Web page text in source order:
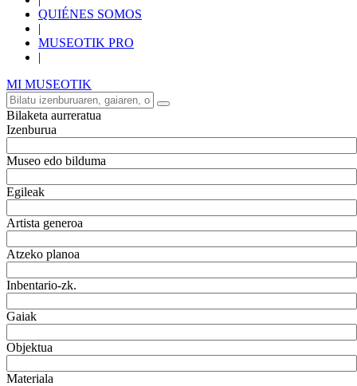
QUIÉNES SOMOS
|
MUSEOTIK PRO
|
MI MUSEOTIK
Bilaketa aurreratua
Izenburua
Museo edo bilduma
Egileak
Artista generoa
Atzeko planoa
Inbentario-zk.
Gaiak
Objektua
Materiala